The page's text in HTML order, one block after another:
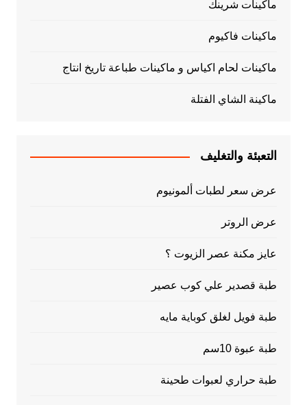
ماكينات شرينك
ماكينات فاكيوم
ماكينات لحام اكياس و ماكينات طباعة تاريخ انتاج
ماكينة الشاي الفتلة
التعبئة والتغليف
عرض سعر لطبات ألمونيوم
عرض الروتر
عايز مكنة عصر الزيوت ؟
طبة قصدير علي كوب عصير
طبة فويل لغلق كوباية مايه
طبة عبوة 10سم
طبة حراري لعبوات طحينة